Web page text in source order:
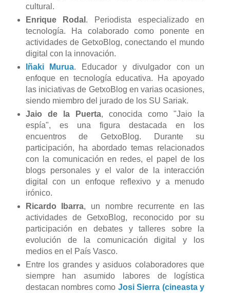
cultural.
Enrique Rodal . Periodista especializado en
tecnología. Ha colaborado como ponente en
actividades de GetxoBlog, conectando el mundo
digital con la innovación.
Iñaki Murua. Educador y divulgador con un
enfoque en tecnología educativa. Ha apoyado
las iniciativas de GetxoBlog en varias ocasiones,
siendo miembro del jurado de los SU Sariak.
Jaio de la Puerta, conocida como "Jaio la
espía", es una figura destacada en los
encuentros de GetxoBlog. Durante su
participación, ha abordado temas relacionados
con la comunicación en redes, el papel de los
blogs personales y el valor de la interacción
digital con un enfoque reflexivo y a menudo
irónico.
Ricardo Ibarra, un nombre recurrente en las
actividades de GetxoBlog, reconocido por su
participación en debates y talleres sobre la
evolución de la comunicación digital y los
medios en el País Vasco.
Entre los grandes y asiduos colaboradores que
siempre han asumido labores de logística
destacan nombres como Josi Sierra (cineasta y